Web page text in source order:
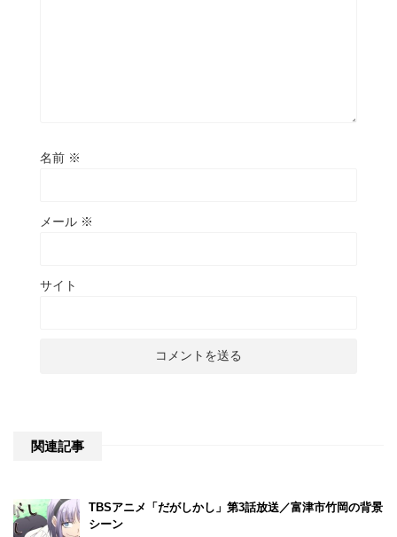
名前 ※
メール ※
サイト
関連記事
TBSアニメ「だがしかし」第3話放送／富津市竹岡の背景
シーン